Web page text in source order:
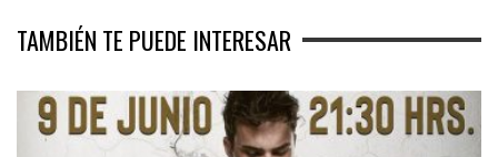
TAMBIÉN TE PUEDE INTERESAR